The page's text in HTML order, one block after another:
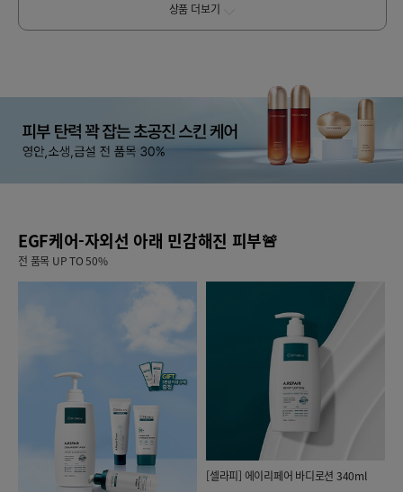
상품 더보기
EGF케어-자외선 아래 민감해진 피부🚨
전 품목 UP TO 50%
[셀라피] 에이리페어 바디로션 340ml